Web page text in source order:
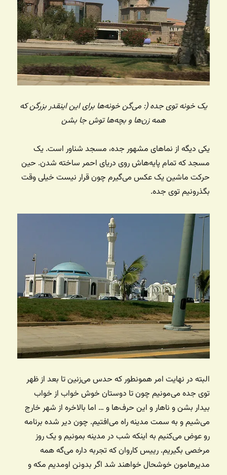
یک خونه توی جده (: می‌گن خونه‌ها برای این اینقدر بزرگن که
همه زن‌ها و بچه‌ها توش جا بشن
یکی دیگه از نماهای مشهور جده، مسجد شناور است. یک
مسجد که تمام پایه‌هاش روی دریای احمر ساخته شدن. حین
حرکت ماشین یک عکس می‌گیرم چون قرار نیست خیلی وقت
بگذرونیم توی جده.
البته در نهایت امر همونطور که حدس می‌زنین تا بعد از ظهر
توی جده می‌مونیم چون تا دوستان خوش خواب از خواب
بیدار بشن و ناهار و این حرف‌ها و … اما بالاخره از شهر خارج
می‌شیم و به سمت مدینه راه می‌افتیم. چون دیر شده برنامه
رو عوض می‌کنیم به اینکه شب در مدینه بمونیم و یک روز
مرخصی بگیریم. رییس کاروان که تجربه داره می‌گه همه
مدیرهامون خوشحال خواهند شد اگر بدونن اومدیم مکه و